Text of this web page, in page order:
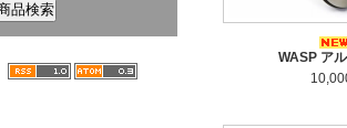
WASP ア